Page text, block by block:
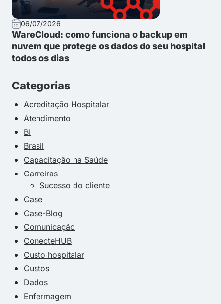
06/07/2026
WareCloud: como funciona o backup em
nuvem que protege os dados do seu hospital
todos os dias
Categorias
Acreditação Hospitalar
Atendimento
BI
Brasil
Capacitação na Saúde
Carreiras
Sucesso do cliente
Case
Case-Blog
Comunicação
ConecteHUB
Custo hospitalar
Custos
Dados
Enfermagem